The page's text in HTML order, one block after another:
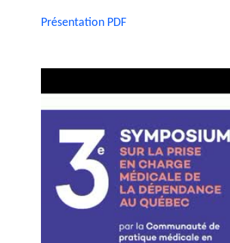
Présentation PDF